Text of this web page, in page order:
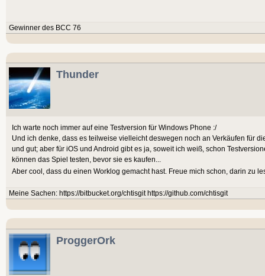
Gewinner des BCC 76
Thunder
Ich warte noch immer auf eine Testversion für Windows Phone :/
Und ich denke, dass es teilweise vielleicht deswegen noch an Verkäufen für
und gut; aber für iOS und Android gibt es ja, soweit ich weiß, schon
können das Spiel testen, bevor sie es kaufen...
Aber cool, dass du einen Worklog gemacht hast. Freue mich schon, darin zu
Meine Sachen: https://bitbucket.org/chtisgit https://github.com/chtisgit
ProggerOrk